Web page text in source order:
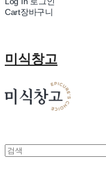
Cart장바구니
미식창고